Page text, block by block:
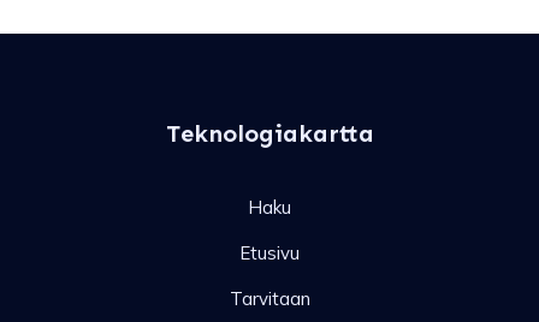
Teknologiakartta
Haku
Etusivu
Tarvitaan